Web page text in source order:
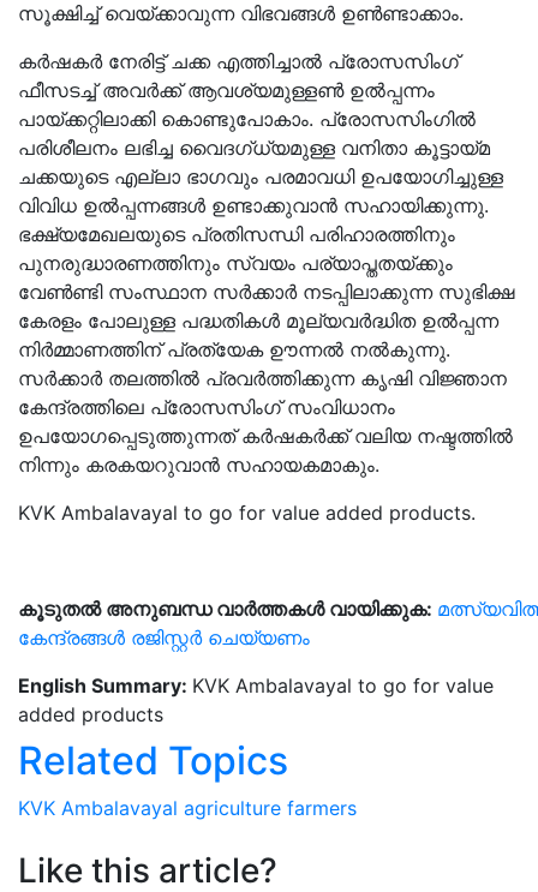
സൂക്ഷിച്ച് വെയ്ക്കാവുന്ന വിഭവങ്ങള്‍ ഉണ്‍ണ്ടാക്കാം.
കര്‍ഷകര്‍ നേരിട്ട് ചക്ക എത്തിച്ചാല്‍ പ്രോസസിംഗ്
ഫീസടച്ച് അവര്‍ക്ക് ആവശ്യമുള്ളണ്‍ ഉല്‍പ്പന്നം
പായ്ക്കറ്റിലാക്കി കൊണ്ടുപോകാം. പ്രോസസിംഗില്‍
പരിശീലനം ലഭിച്ച വൈദഗ്ധ്യമുള്ള വനിതാ കൂട്ടായ്മ
ചക്കയുടെ എല്ലാ ഭാഗവും പരമാവധി ഉപയോഗിച്ചുള്ള
വിവിധ ഉല്‍പ്പന്നങ്ങള്‍ ഉണ്ടാക്കുവാന്‍ സഹായിക്കുന്നു.
ഭക്ഷ്യമേഖലയുടെ പ്രതിസന്ധി പരിഹാരത്തിനും
പുനരുദ്ധാരണത്തിനും സ്വയം പര്യാപ്തതയ്ക്കും
വേണ്‍ണ്ടി സംസ്ഥാന സര്‍ക്കാര്‍ നടപ്പിലാക്കുന്ന സുഭിക്ഷ
കേരളം പോലുള്ള പദ്ധതികള്‍ മൂല്യവര്‍ദ്ധിത ഉല്‍പ്പന്ന
നിര്‍മ്മാണത്തിന് പ്രത്യേക ഊന്നല്‍ നല്‍കുന്നു.
സര്‍ക്കാര്‍ തലത്തില്‍ പ്രവര്‍ത്തിക്കുന്ന കൃഷി വിജ്ഞാന
കേന്ദ്രത്തിലെ പ്രോസസിംഗ് സംവിധാനം
ഉപയോഗപ്പെടുത്തുന്നത് കര്‍ഷകര്‍ക്ക് വലിയ നഷ്ടത്തില്‍
നിന്നും കരകയറുവാന്‍ സഹായകമാകും.
KVK Ambalavayal to go for value added products.
കൂടുതൽ അനുബന്ധ വാർത്തകൾ വായിക്കുക:
കേന്ദ്രങ്ങള്‍ രജിസ്റ്റര്‍ ചെയ്യണം
English Summary: KVK Ambalavayal to go for value
added products
Related Topics
KVK Ambalavayal agriculture farmers
Like this article?